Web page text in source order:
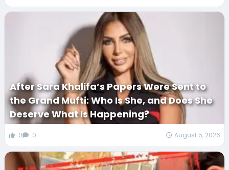
After Sara Khalifa’s Papers Were Sent to
the Grand Mufti: Who Is She, and Does She
Deserve What Is Happening?
0 0 August 5, 2026